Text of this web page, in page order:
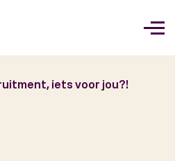
iets voor jou?!